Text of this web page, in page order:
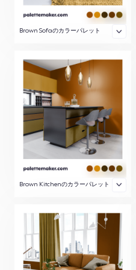
Brown Sofaのカラーパレット
Brown Kitchenのカラーパレット